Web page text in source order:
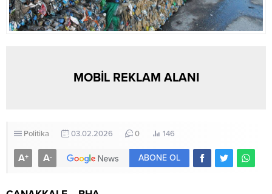
MOBİL REKLAM ALANI
Politika 03.02.2026 0 146
A+ A- ABONE OL